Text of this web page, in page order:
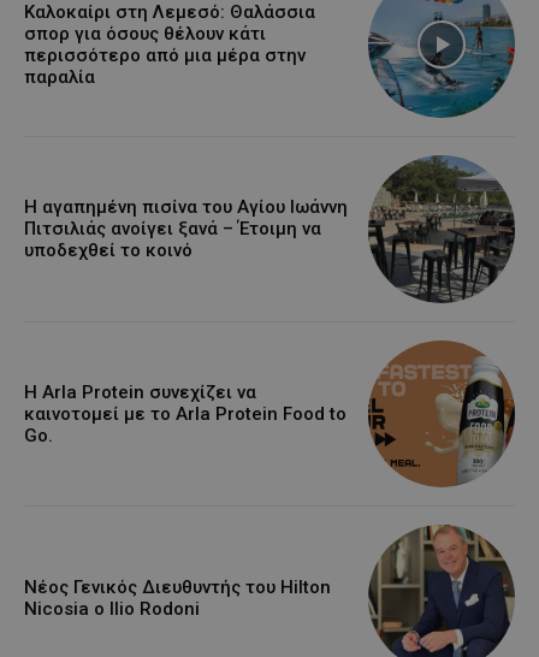
Καλοκαίρι στη Λεμεσό: Θαλάσσια
σπορ για όσους θέλουν κάτι
περισσότερο από μια μέρα στην
παραλία
Η αγαπημένη πισίνα του Αγίου Ιωάννη
Πιτσιλιάς ανοίγει ξανά – Έτοιμη να
υποδεχθεί το κοινό
Η Arla Protein συνεχίζει να
καινοτομεί με το Arla Protein Food to
Go.
Νέος Γενικός Διευθυντής του Hilton
Nicosia ο Ilio Rodoni